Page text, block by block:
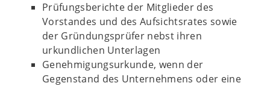
Prüfungsberichte der Mitglieder des
Vorstandes und des Aufsichtsrates sowie
der Gründungsprüfer nebst ihren
urkundlichen Unterlagen
Genehmigungsurkunde, wenn der
Gegenstand des Unternehmens oder eine